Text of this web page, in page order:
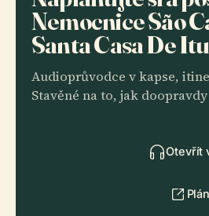
Nemocnice São
Santa Casa De Itu
Audioprůvodce v kapse,
Stavěné na to, jak
Otevřít